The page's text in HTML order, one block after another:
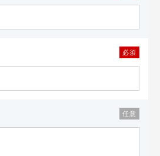
必須
任意